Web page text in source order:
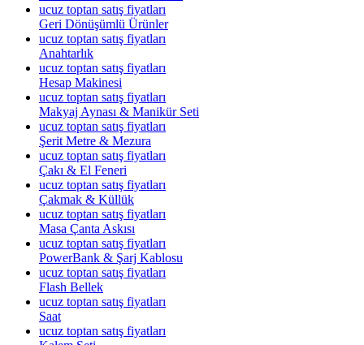
ucuz toptan satış fiyatları
Geri Dönüşümlü Ürünler
ucuz toptan satış fiyatları
Anahtarlık
ucuz toptan satış fiyatları
Hesap Makinesi
ucuz toptan satış fiyatları
Makyaj Aynası & Manikür Seti
ucuz toptan satış fiyatları
Şerit Metre & Mezura
ucuz toptan satış fiyatları
Çakı & El Feneri
ucuz toptan satış fiyatları
Çakmak & Küllük
ucuz toptan satış fiyatları
Masa Çanta Askısı
ucuz toptan satış fiyatları
PowerBank & Şarj Kablosu
ucuz toptan satış fiyatları
Flash Bellek
ucuz toptan satış fiyatları
Saat
ucuz toptan satış fiyatları